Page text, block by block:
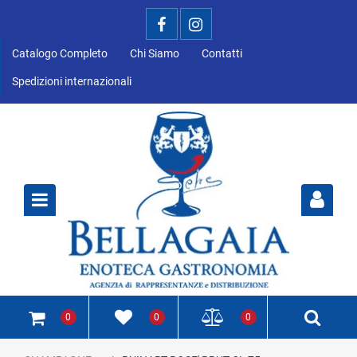
Catalogo Completo Chi Siamo Contatti
Spedizioni internazionali
0 0 0